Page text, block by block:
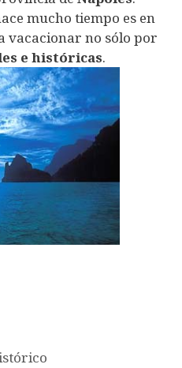
mucho tiempo es en
no sólo por
e históricas.